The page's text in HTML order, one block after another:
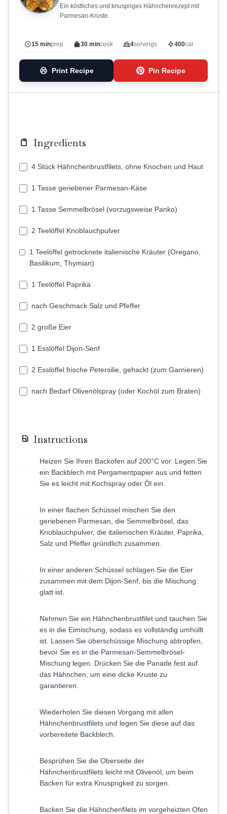
Ein köstliches und knuspriges Hähnchenrezept mit
Parmesan-Kruste.
15 minprep 30 mincook 4servings 400cal
Print Recipe Pin Recipe
Ingredients
4 Stück Hähnchenbrustfilets, ohne Knochen und Haut
1 Tasse geriebener Parmesan-Käse
1 Tasse Semmelbrösel (vorzugsweise Panko)
2 Teelöffel Knoblauchpulver
1 Teelöffel getrocknete italienische Kräuter (Oregano,
Basilikum, Thymian)
1 Teelöffel Paprika
nach Geschmack Salz und Pfeffer
2 große Eier
1 Esslöffel Dijon-Senf
2 Esslöffel frische Petersilie, gehackt (zum Garnieren)
nach Bedarf Olivenölspray (oder Kochöl zum Braten)
Instructions
Heizen Sie Ihren Backofen auf 200°C vor. Legen Sie
ein Backblech mit Pergamentpapier aus und fetten
Sie es leicht mit Kochspray oder Öl ein.
In einer flachen Schüssel mischen Sie den
geriebenen Parmesan, die Semmelbrösel, das
Knoblauchpulver, die italienischen Kräuter, Paprika,
Salz und Pfeffer gründlich zusammen.
In einer anderen Schüssel schlagen Sie die Eier
zusammen mit dem Dijon-Senf, bis die Mischung
glatt ist.
Nehmen Sie ein Hähnchenbrustfilet und tauchen Sie
es in die Eimischung, sodass es vollständig umhüllt
ist. Lassen Sie überschüssige Mischung abtropfen,
bevor Sie es in die Parmesan-Semmelbrösel-
Mischung legen. Drücken Sie die Panade fest auf
das Hähnchen, um eine dicke Kruste zu
garantieren.
Wiederholen Sie diesen Vorgang mit allen
Hähnchenbrustfilets und legen Sie diese auf das
vorbereitete Backblech.
Besprühen Sie die Oberseite der
Hähnchenbrustfilets leicht mit Olivenöl, um beim
Backen für extra Knusprigkeit zu sorgen.
Backen Sie die Hähnchenfilets im vorgeheizten Ofen